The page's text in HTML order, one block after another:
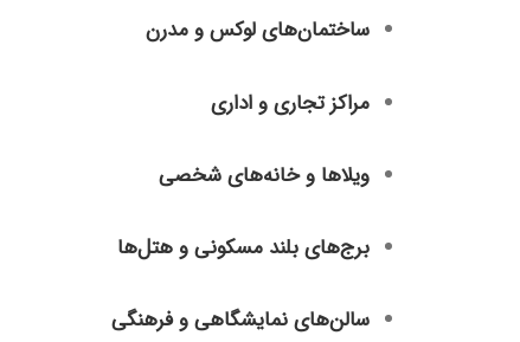
ساختمان‌های لوکس و مدرن
مراکز تجاری و اداری
ویلاها و خانه‌های شخصی
برج‌های بلند مسکونی و هتل‌ها
سالن‌های نمایشگاهی و فرهنگی